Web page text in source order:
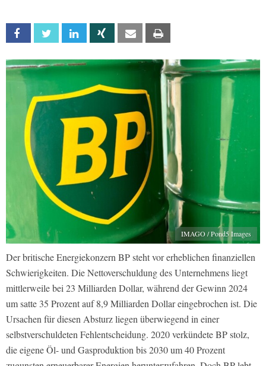
Facebook Twitter Linkedin Xing Email
IMAGO / Pond5 Images
Der britische Energiekonzern BP steht vor erheblichen finanziellen
Schwierigkeiten. Die Nettoverschuldung des Unternehmens liegt
mittlerweile bei 23 Milliarden Dollar, während der Gewinn 2024
um satte 35 Prozent auf 8,9 Milliarden Dollar eingebrochen ist. Die
Ursachen für diesen Absturz liegen überwiegend in einer
selbstverschuldeten Fehlentscheidung. 2020 verkündete BP stolz,
die eigene Öl- und Gasproduktion bis 2030 um 40 Prozent